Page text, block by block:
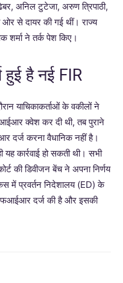
ढेबर, अनिल टुटेजा, अरुण त्रिपाठी,
ओर से दायर की गई थीं। राज्य
शर्मा ने तर्क पेश किए।
हुई है नई FIR
याचिकाकर्ताओं के वकीलों ने
क्वेश कर दी थी, तब पुराने
दर्ज करना वैधानिक नहीं है।
कार्रवाई हो सकती थी। सभी
की डिवीजन बेंच ने अपना निर्णय
में प्रवर्तन निदेशालय (ED) के
दर्ज की है और इसकी